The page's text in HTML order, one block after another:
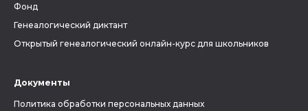
Фонд
Генеалогический диктант
Открытый генеалогический онлайн-курс для школьников
Документы
Политика обработки персональных данных